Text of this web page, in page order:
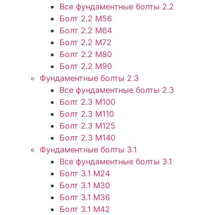
Все фундаментные болты 2.2
Болт 2.2 М56
Болт 2.2 М64
Болт 2.2 М72
Болт 2.2 М80
Болт 2.2 М90
Фундаментные болты 2.3
Все фундаментные болты 2.3
Болт 2.3 М100
Болт 2.3 М110
Болт 2.3 М125
Болт 2.3 М140
Фундаментные болты 3.1
Все фундаментные болты 3.1
Болт 3.1 М24
Болт 3.1 М30
Болт 3.1 М36
Болт 3.1 М42